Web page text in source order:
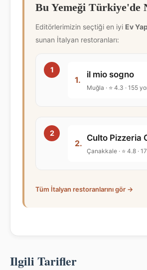
Bu Yemeği Türkiye'de
Editörlerimizin seçtiği en iyi Ev
sunan İtalyan restoranları:
1.
il mio sogno
Muğla · ⭐ 4.3 · 155
2.
Culto Pizzeria
Çanakkale · ⭐ 4.8 ·
Tüm İtalyan restoranlarını gör →
Ilgili Tarifler